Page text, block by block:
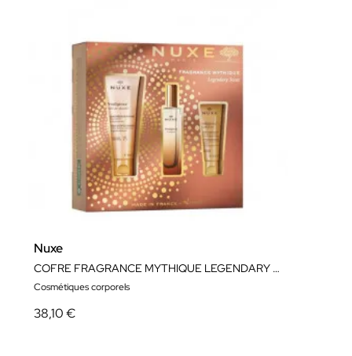
Nuxe
COFRE FRAGRANCE MYTHIQUE LEGENDARY SCENT
Cosmétiques corporels
38,10 €